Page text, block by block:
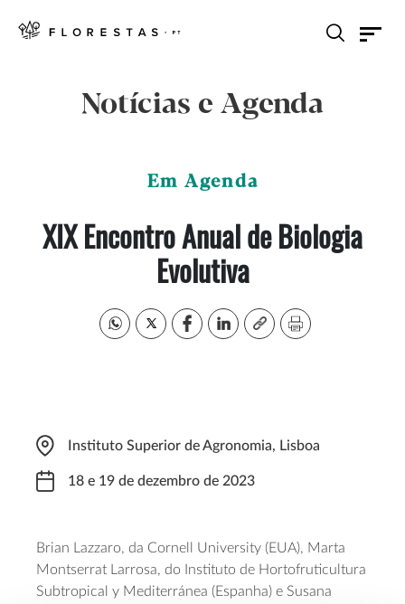
Notícias e Agenda
Em Agenda
XIX Encontro Anual de Biologia
Evolutiva
Instituto Superior de Agronomia, Lisboa
18 e 19 de dezembro de 2023
Brian Lazzaro, da Cornell University (EUA), Marta
Montserrat Larrosa, do Instituto de Hortofruticultura
Subtropical y Mediterránea (Espanha) e Susana